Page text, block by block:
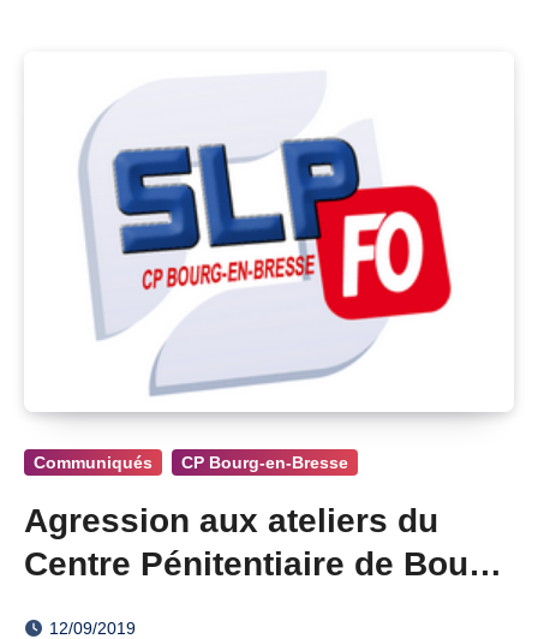
Communiqués CP Bourg-en-Bresse
Agression aux ateliers du
Centre Pénitentiaire de Bourg-
12/09/2019